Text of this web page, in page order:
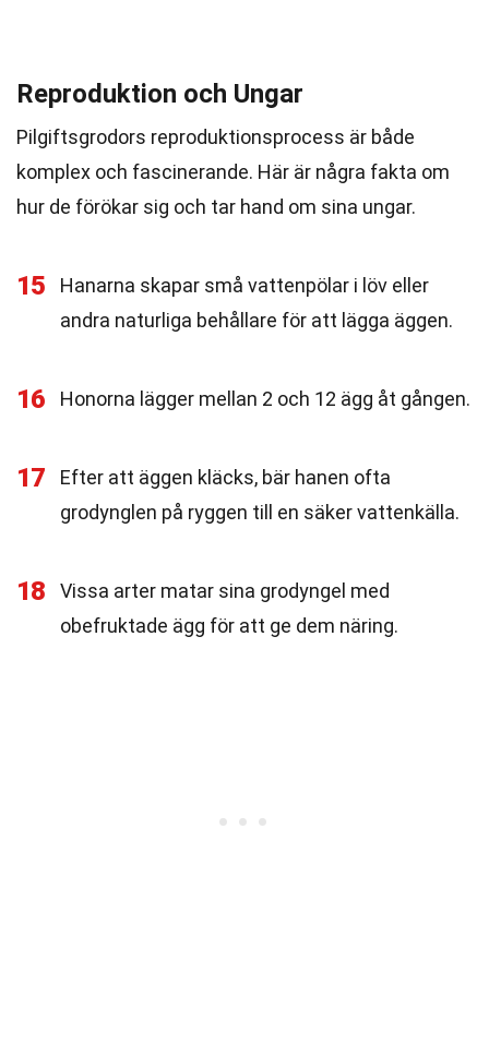
Reproduktion och Ungar
Pilgiftsgrodors reproduktionsprocess är både
komplex och fascinerande. Här är några fakta om
hur de förökar sig och tar hand om sina ungar.
15
Hanarna skapar små vattenpölar i löv eller
andra naturliga behållare för att lägga äggen.
16 Honorna lägger mellan 2 och 12 ägg åt gången.
17
Efter att äggen kläcks, bär hanen ofta
grodynglen på ryggen till en säker vattenkälla.
18
Vissa arter matar sina grodyngel med
obefruktade ägg för att ge dem näring.